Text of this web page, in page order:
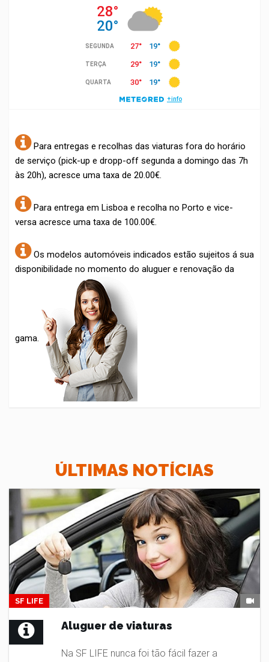
Para entregas e recolhas das viaturas fora do horário
de serviço (pick-up e dropp-off segunda a domingo das 7h
às 20h), acresce uma taxa de 20.00€.
Para entrega em Lisboa e recolha no Porto e vice-
versa acresce uma taxa de 100.00€.
Os modelos automóveis indicados estão sujeitos á sua
disponibilidade no momento do aluguer e renovação da
gama.
ÚLTIMAS NOTÍCIAS
SF LIFE
Aluguer de viaturas
Na SF LIFE nunca foi tão fácil fazer a